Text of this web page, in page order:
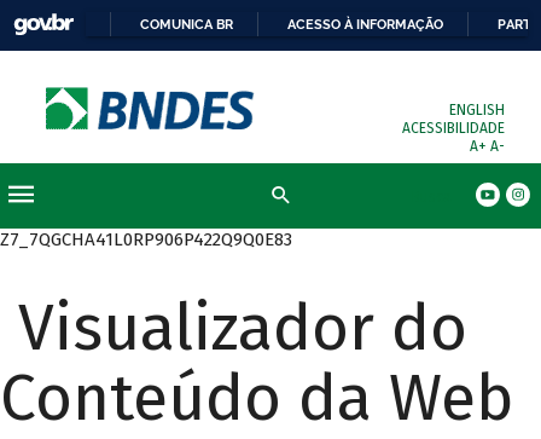
COMUNICA BR ACESSO À INFORMAÇÃO
ENGLISH
ACESSIBILIDADE
A+ A-
Z7_7QGCHA41L0RP906P422Q9Q0E83
Visualizador do
Conteúdo da Web